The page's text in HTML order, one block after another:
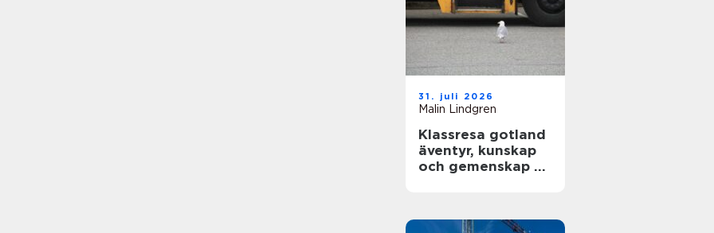
31. juli 2026
Malin Lindgren
Klassresa gotland
äventyr, kunskap
och gemenskap på